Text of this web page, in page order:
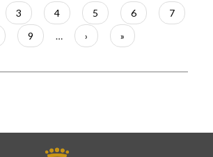
Pàgina
3 Pàgina
4 Pàgina
5 Pàgina
6 Pàgina
7
Pàgina
9 …
Pàgina
següent
›
Última
pàgina
»